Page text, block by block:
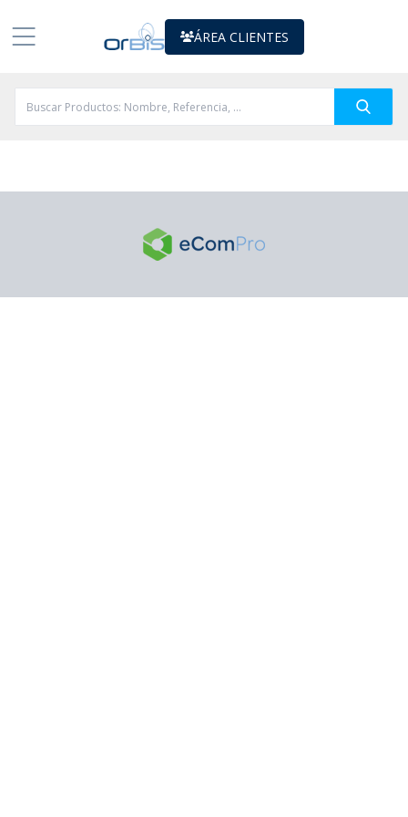
ÁREA CLIENTES